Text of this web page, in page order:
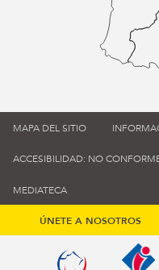
MAPA DEL SITIO
ACCESIBILIDAD: NO
MEDIATECA
ÚNETE A NOSOTROS
Qualité tourisme